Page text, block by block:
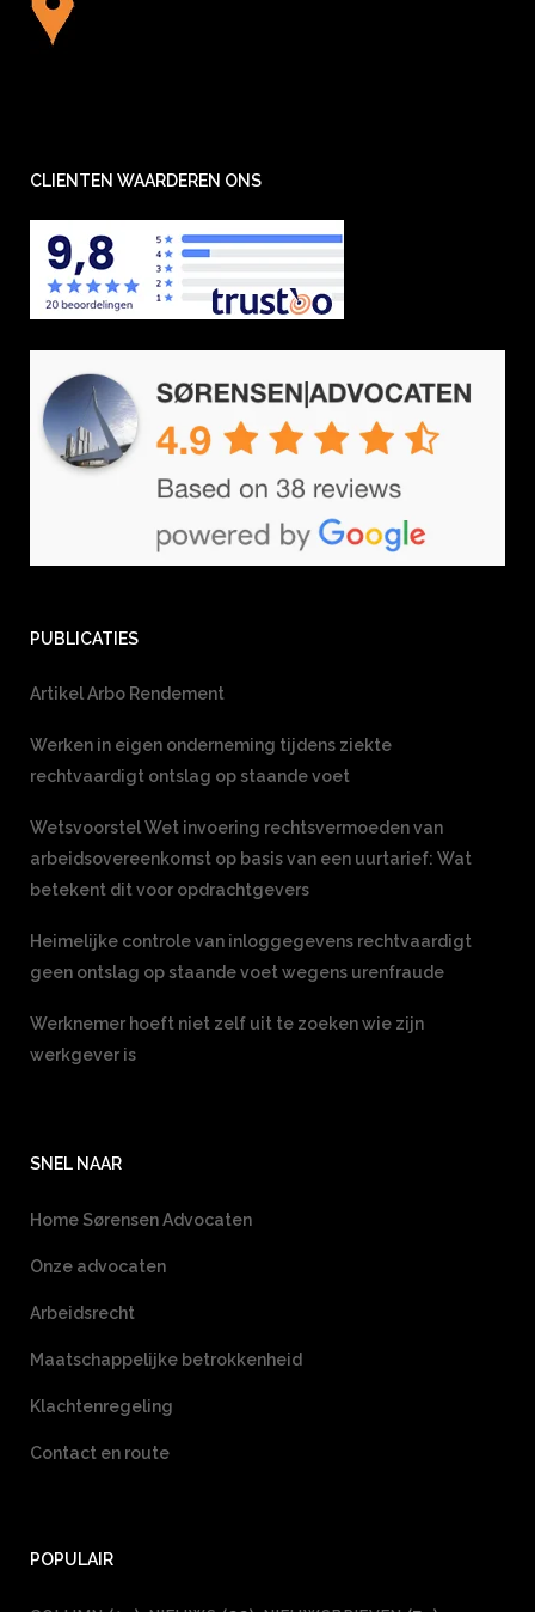
CLIENTEN WAARDEREN ONS
PUBLICATIES
Artikel Arbo Rendement
Werken in eigen onderneming tijdens ziekte
rechtvaardigt ontslag op staande voet
Wetsvoorstel Wet invoering rechtsvermoeden van
arbeidsovereenkomst op basis van een uurtarief: Wat
betekent dit voor opdrachtgevers
Heimelijke controle van inloggegevens rechtvaardigt
geen ontslag op staande voet wegens urenfraude
Werknemer hoeft niet zelf uit te zoeken wie zijn
werkgever is
SNEL NAAR
Home Sørensen Advocaten
Onze advocaten
Arbeidsrecht
Maatschappelijke betrokkenheid
Klachtenregeling
Contact en route
POPULAIR